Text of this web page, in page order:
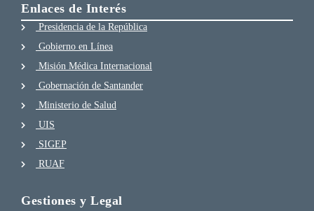
Enlaces de Interés
Presidencia de la República
Gobierno en Línea
Misión Médica Internacional
Gobernación de Santander
Ministerio de Salud
UIS
SIGEP
RUAF
Gestiones y Legal